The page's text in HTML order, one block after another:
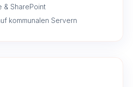
& SharePoint
kommunalen Servern